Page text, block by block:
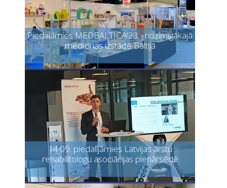
Piedalāmies MEDBALTICA'23 - nozīmīgākajā
medicīnas izstādē Baltijā
14.09. piedalījāmies Latvijas ārstu
rehabilitologu asociācijas plenārsēdē